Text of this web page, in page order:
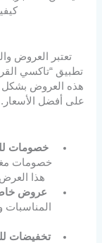
تعتبر العروض
تطبيق “تاكسي
هذه العروض بشكل
على أفضل
خصومات
خصومات
هذا
عروض
المناسبات
تخفيضات